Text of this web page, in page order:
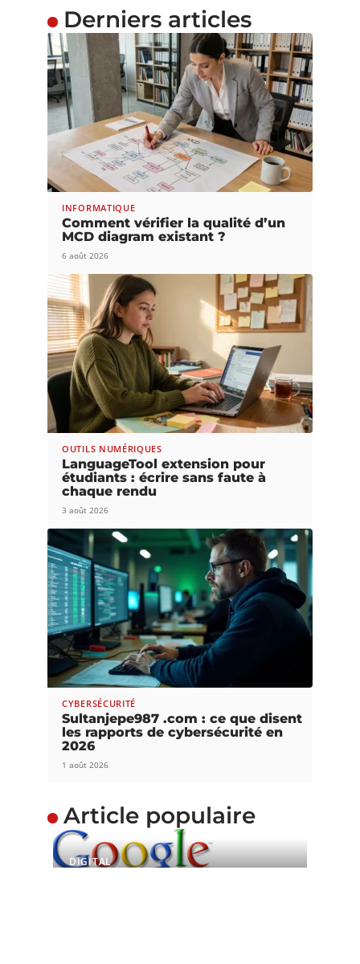
Derniers articles
INFORMATIQUE
Comment vérifier la qualité d’un
MCD diagram existant ?
6 août 2026
OUTILS NUMÉRIQUES
LanguageTool extension pour
étudiants : écrire sans faute à
chaque rendu
3 août 2026
CYBERSÉCURITÉ
Sultanjepe987 .com : ce que disent
les rapports de cybersécurité en
2026
1 août 2026
Article populaire
DIGITAL